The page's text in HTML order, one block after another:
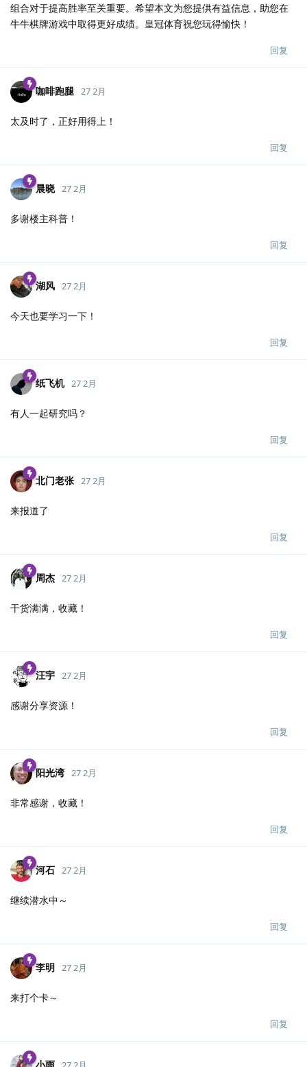
组合对于提高胜率至关重要。希望本文为您提供有益信息，助您在
牛牛棋牌游戏中取得更好成绩。皇冠体育祝您玩得愉快！
回复
咖啡跑腿 27 2月
太及时了，正好用得上！
回复
晨晓 27 2月
多谢楼主科普！
回复
湖风 27 2月
今天也要学习一下！
回复
纸飞机 27 2月
有人一起研究吗？
回复
北门老张 27 2月
来报道了
回复
周杰 27 2月
干货满满，收藏！
回复
汪宇 27 2月
感谢分享资源！
回复
阳光湾 27 2月
非常感谢，收藏！
回复
河石 27 2月
继续潜水中～
回复
李明 27 2月
来打个卡～
回复